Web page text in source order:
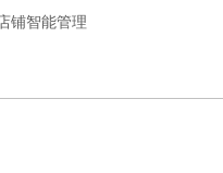
铺智能管理